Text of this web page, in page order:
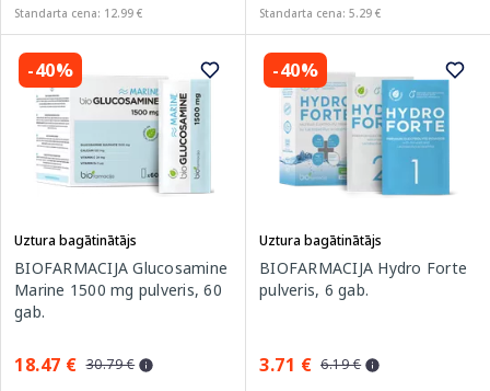
Standarta cena: 12.99 € Standarta cena: 5.29 €
-40%
Uztura bagātinātājs
BIOFARMACIJA Glucosamine
Marine 1500 mg pulveris, 60
gab.
18.47 € 30.79 €
-40%
Uztura bagātinātājs
BIOFARMACIJA Hydro Forte
pulveris, 6 gab.
3.71 € 6.19 €